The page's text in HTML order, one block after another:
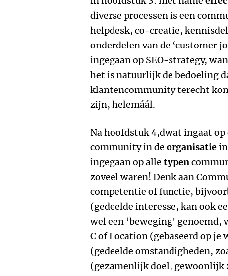
diverse processen is een
helpdesk, co-creatie,
onderdelen van de ‘customer
ingegaan op SEO-strategy,
het is natuurlijk de bedoeling
klantencommunity terecht
zijn, helemáál.
Na hoofdstuk 4,dwat ingaat op
community in de organisatie
ingegaan op alle typen
zoveel waren! Denk aan
competentie of functie,
(gedeelde interesse, kan ook
wel een ‘beweging' genoemd,
C of Location (gebaseerd op je
(gedeelde omstandigheden,
(gezamenlijk doel, gewoonlijk